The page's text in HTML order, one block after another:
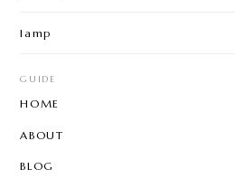
lamp
GUIDE
HOME
ABOUT
BLOG